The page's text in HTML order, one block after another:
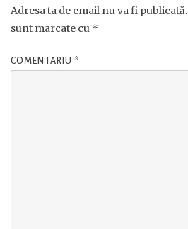
Adresa ta de email nu va fi publicată.
sunt marcate cu *
COMENTARIU *